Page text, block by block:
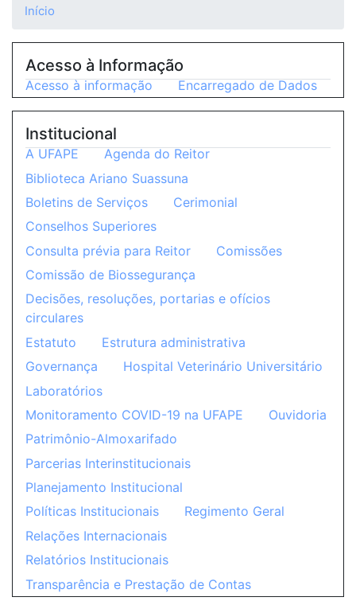
Início
Acesso à Informação
Acesso à informação Encarregado de Dados
Institucional
A UFAPE
Agenda do Reitor
Biblioteca Ariano Suassuna
Boletins de Serviços
Cerimonial
Conselhos Superiores
Consulta prévia para Reitor
Comissões
Comissão de Biossegurança
Decisões, resoluções, portarias e ofícios
circulares
Estatuto
Estrutura administrativa
Governança
Hospital Veterinário Universitário
Laboratórios
Monitoramento COVID-19 na UFAPE
Ouvidoria
Patrimônio-Almoxarifado
Parcerias Interinstitucionais
Planejamento Institucional
Políticas Institucionais
Regimento Geral
Relações Internacionais
Relatórios Institucionais
Transparência e Prestação de Contas